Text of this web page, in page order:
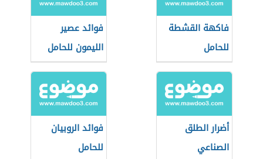
فاكهة القشطة
للحامل
فوائد عصير
الليمون للحامل
أضرار الطلق
الصناعي
فوائد الروبيان
للحامل